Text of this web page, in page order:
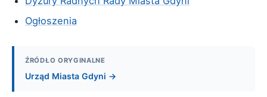
Ogłoszenia
ŹRÓDŁO ORYGINALNE
Urząd Miasta Gdyni →